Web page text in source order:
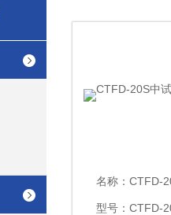
名称： CTFD-20S
型号：CTFD-